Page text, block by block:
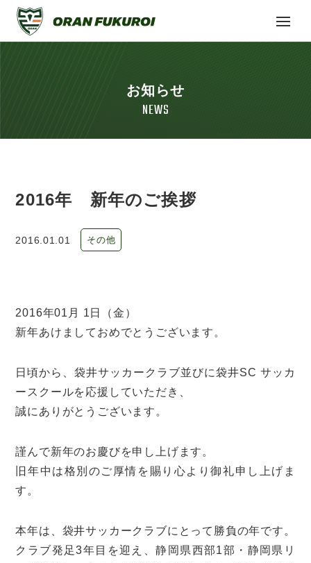
お知らせ
NEWS
2016年 新年のご挨拶
2016.01.01 その他
2016年01月 1日（金）
新年あけましておめでとうございます。
日頃から、袋井サッカークラブ並びに袋井SC サッカ
ースクールを応援していただき、
誠にありがとうございます。
謹んで新年のお慶びを申し上げます。
旧年中は格別のご厚情を賜り心より御礼申し上げま
す。
本年は、袋井サッカークラブにとって勝負の年です。
クラブ発足3年目を迎え、静岡県西部1部・静岡県リ